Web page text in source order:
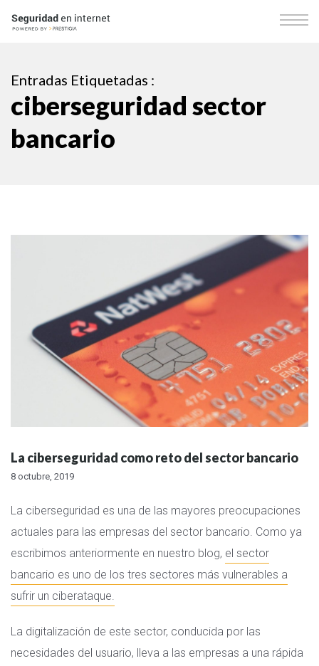
Entradas Etiquetadas :
ciberseguridad sector
bancario
La ciberseguridad como reto del sector bancario
8 octubre, 2019
La ciberseguridad es una de las mayores preocupaciones
actuales para las empresas del sector bancario. Como ya
escribimos anteriormente en nuestro blog, el sector
bancario es uno de los tres sectores más vulnerables a
sufrir un ciberataque.
La digitalización de este sector, conducida por las
necesidades del usuario, lleva a las empresas a una rápida